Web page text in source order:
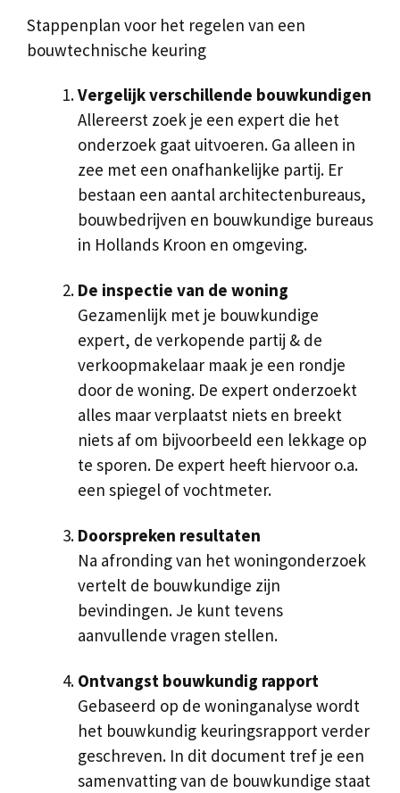
Stappenplan voor het regelen van een
bouwtechnische keuring
Vergelijk verschillende bouwkundigen
Allereerst zoek je een expert die het
onderzoek gaat uitvoeren. Ga alleen in
zee met een onafhankelijke partij. Er
bestaan een aantal architectenbureaus,
bouwbedrijven en bouwkundige bureaus
in Hollands Kroon en omgeving.
De inspectie van de woning
Gezamenlijk met je bouwkundige
expert, de verkopende partij & de
verkoopmakelaar maak je een rondje
door de woning. De expert onderzoekt
alles maar verplaatst niets en breekt
niets af om bijvoorbeeld een lekkage op
te sporen. De expert heeft hiervoor o.a.
een spiegel of vochtmeter.
Doorspreken resultaten
Na afronding van het woningonderzoek
vertelt de bouwkundige zijn
bevindingen. Je kunt tevens
aanvullende vragen stellen.
Ontvangst bouwkundig rapport
Gebaseerd op de woninganalyse wordt
het bouwkundig keuringsrapport verder
geschreven. In dit document tref je een
samenvatting van de bouwkundige staat